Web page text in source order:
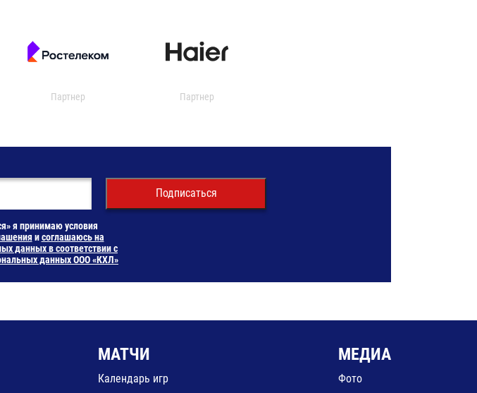
Партнер Партнер
Подписаться
я принимаю условия
исоглашаюсь на
данных в соответствии с
данных ООО «КХЛ»
МАТЧИ
Календарь игр
МЕДИА
Фото